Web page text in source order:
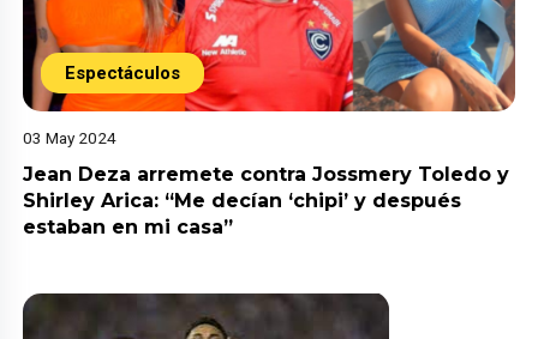
Espectáculos
03 May 2024
Jean Deza arremete contra Jossmery Toledo y
Shirley Arica: “Me decían ‘chipi’ y después
estaban en mi casa”